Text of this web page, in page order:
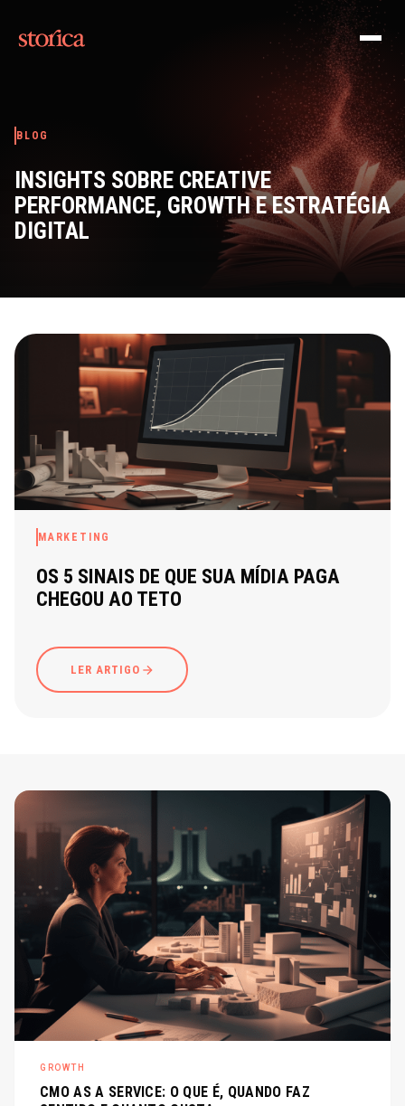
BLOG
INSIGHTS SOBRE CREATIVE
PERFORMANCE, GROWTH E ESTRATÉGIA
DIGITAL
MARKETING
OS 5 SINAIS DE QUE SUA MÍDIA PAGA
CHEGOU AO TETO
LER ARTIGO
GROWTH
CMO AS A SERVICE: O QUE É, QUANDO FAZ